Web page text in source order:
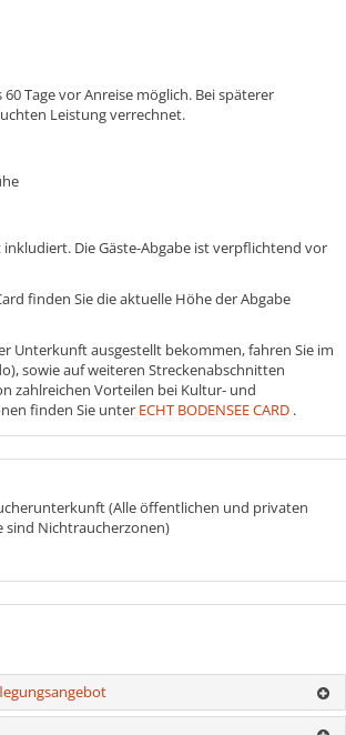
Tage vor Anreise möglich. Bei späterer
Leistung verrechnet.
Die Gäste-Abgabe ist verpflichtend vor
finden Sie die aktuelle Höhe der Abgabe
Unterkunft ausgestellt bekommen, fahren Sie im
sowie auf weiteren Streckenabschnitten
zahlreichen Vorteilen bei Kultur- und
finden Sie unter ECHT BODENSEE CARD .
(Alle öffentlichen und privaten
sind Nichtraucherzonen)